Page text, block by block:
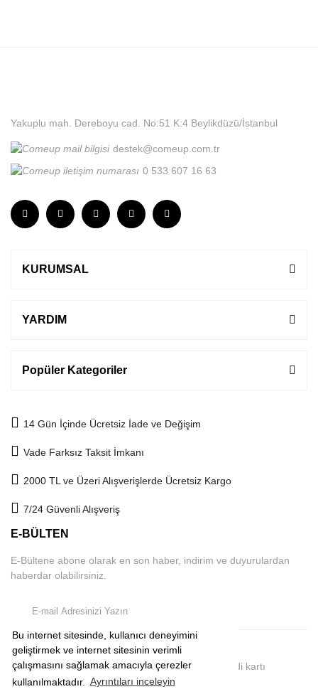
Bu internet sitesinde, kullanıcı deneyimini
geliştirmek ve internet sitesinin verimli
çalışmasını sağlamak amacıyla çerezler
kullanılmaktadır.
Ayrıntıları inceleyin
Yakuplu mah. Dereboyu cad. No:51 K:4 Beylikdüzü/İstanbul
destek@comeup.com.tr
0 533 607 16 63
KURUMSAL
YARDIM
Popüler Kategoriler
14 Gün İçinde Ücretsiz İade ve Değişim
Vade Farksız Taksit İmkanı
2000 TL ve Üzeri Alışverişlerde Ücretsiz Kargo
7/24 Güvenli Alışveriş
E-BÜLTEN
E-Bültene abone olarak en son haber, indirim ve duyurulardan
haberdar olabilirsiniz.
2019 © comeup.com.tr | Tüm Hakları Saklıdır. Kredi kartı
bilgileriniz 256Bit SSL sertifikası ile korunmaktadır.